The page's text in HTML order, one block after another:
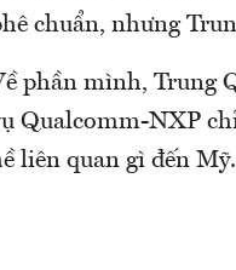
chuẩn, nhưng
phần mình, Trung
Qualcomm-NXP
liên quan gì đến Mỹ.